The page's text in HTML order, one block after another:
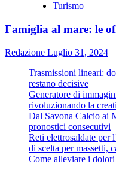
Turismo
Famiglia al mare: le
Redazione Luglio 31, 2024
Trasmissioni lineari:
restano decisive
Generatore di
rivoluzionando la
Dal Savona Calcio ai
pronostici consecutivi
Reti elettrosaldate per
di scelta per massetti,
Come alleviare i